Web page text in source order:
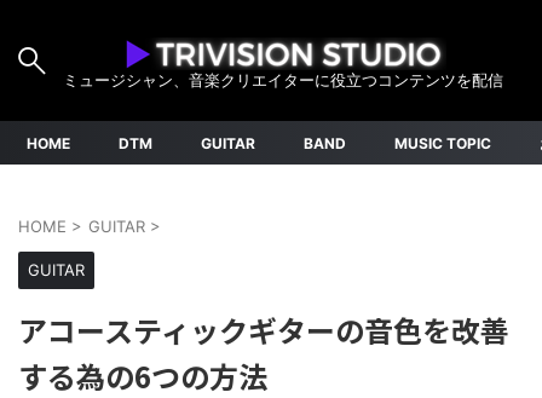
ミュージシャン、音楽クリエイターに役立つコンテンツを配信
HOME DTM GUITAR BAND MUSIC TOPIC
HOME > GUITAR >
GUITAR
アコースティックギターの音色を改善
する為の6つの方法